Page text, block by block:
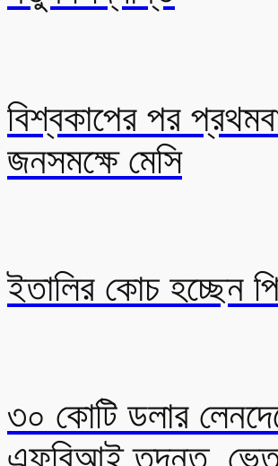
বিশ্বকাপের পর
জনসমক্ষে মেসি
ইতালির কোচ হচ্ছেন
৩০ কোটি ডলার